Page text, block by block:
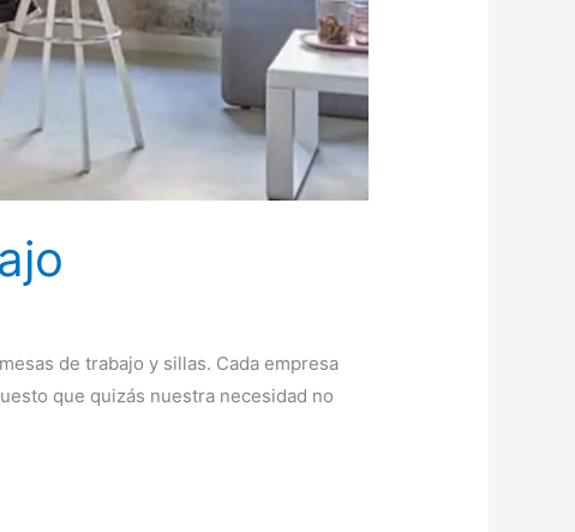
de trabajo y sillas. Cada empresa
que quizás nuestra necesidad no